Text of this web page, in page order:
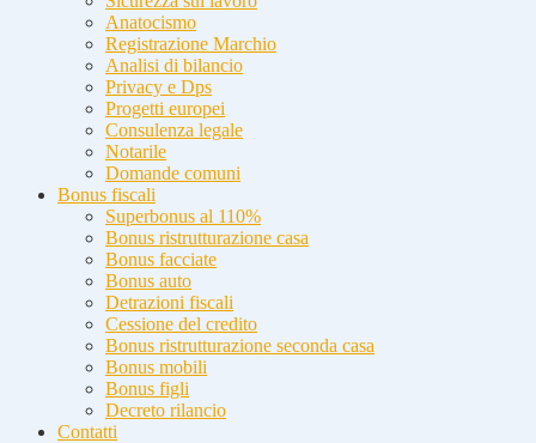
Anatocismo
Registrazione Marchio
Analisi di bilancio
Privacy e Dps
Progetti europei
Consulenza legale
Notarile
Domande comuni
Bonus fiscali
Superbonus al 110%
Bonus ristrutturazione casa
Bonus facciate
Bonus auto
Detrazioni fiscali
Cessione del credito
Bonus ristrutturazione seconda casa
Bonus mobili
Bonus figli
Decreto rilancio
Contatti